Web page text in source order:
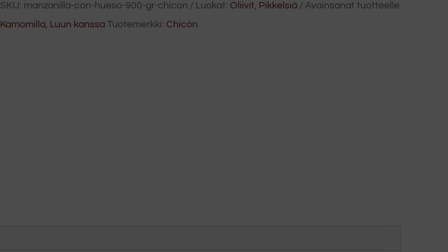
900
gr
SKU: manzanilla-con-hueso-900-gr-chicon Luokat:Oliivit, Pikkelsiä
Avainsanat tuotteelle
Kamomilla, Luun kanssa Tuotemerkki:Chicón